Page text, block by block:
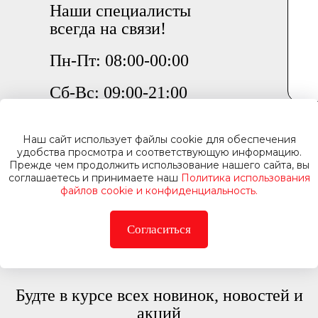
Наши специалисты
всегда на связи!
Пн-Пт: 08:00-00:00
Сб-Вс: 09:00-21:00
ПОДПИСАТЬСЯ
НА РАССЫЛКУ
Будте в курсе всех новинок, новостей и
акций
Наш сайт использует файлы cookie для обеспечения
удобства просмотра и соответствующую информацию.
Прежде чем продолжить использование нашего сайта, вы
соглашаетесь и принимаете наш Политика использования
файлов cookie и конфиденциальность.
Согласиться